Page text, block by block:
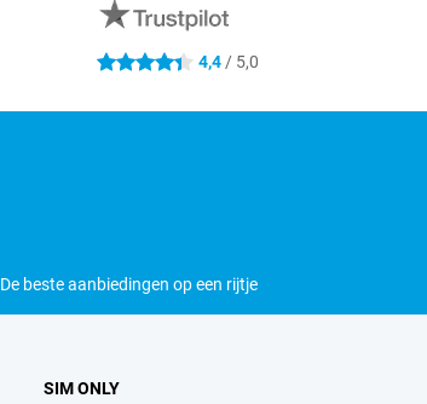
4.4 sterren 4,4 / 5,0
De beste aanbiedingen op een rijtje
SIM ONLY